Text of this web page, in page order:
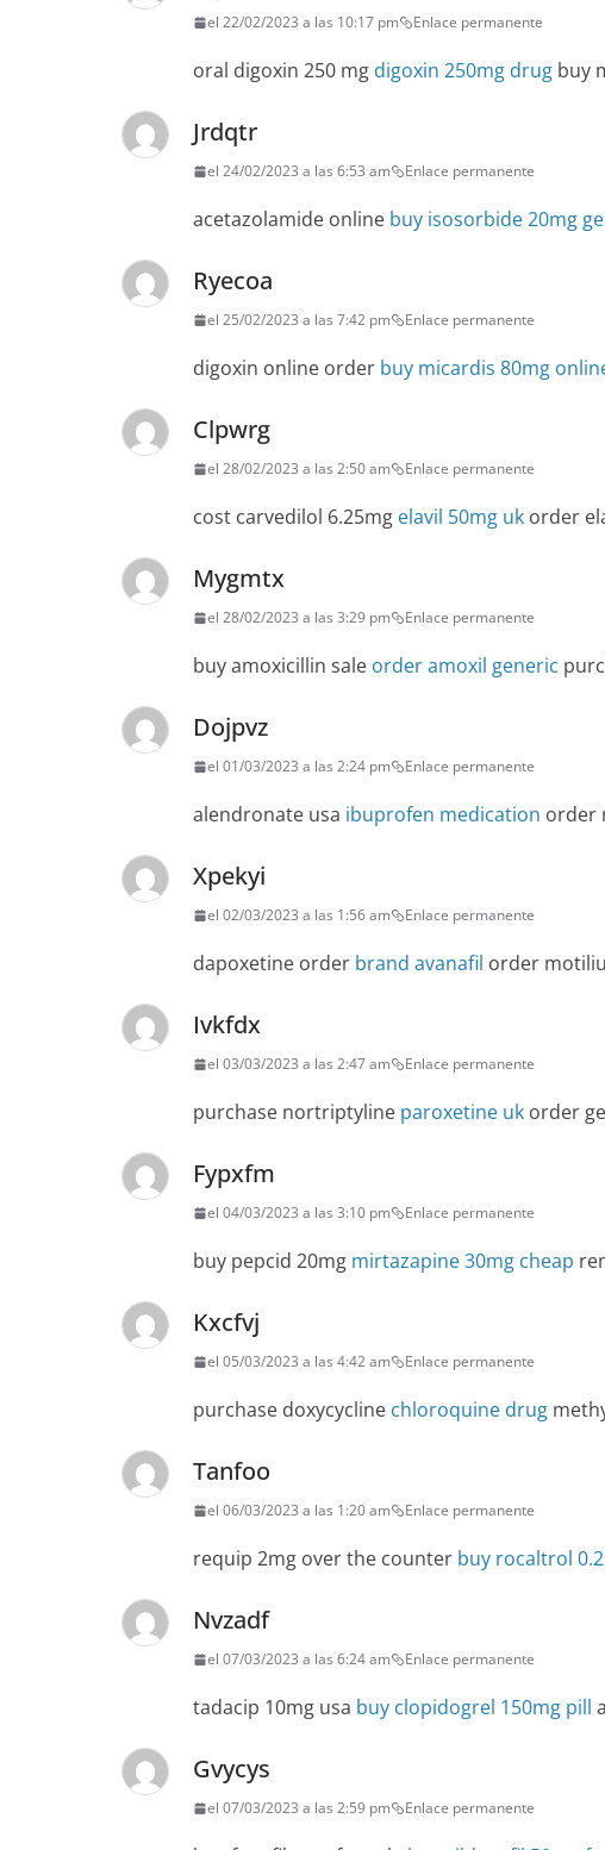
el 22/02/2023 a las 10:17 pm Enlace permanente
oral digoxin 250 mg digoxin 250mg drug buy
Jrdqtr
el 24/02/2023 a las 6:53 am Enlace permanente
acetazolamide online buy isosorbide 20mg
Ryecoa
el 25/02/2023 a las 7:42 pm Enlace permanente
digoxin online order buy micardis 80mg
Clpwrg
el 28/02/2023 a las 2:50 am Enlace permanente
cost carvedilol 6.25mg elavil 50mg uk order
Mygmtx
el 28/02/2023 a las 3:29 pm Enlace permanente
buy amoxicillin sale order amoxil generic
Dojpvz
el 01/03/2023 a las 2:24 pm Enlace permanente
alendronate usa ibuprofen medication order
Xpekyi
el 02/03/2023 a las 1:56 am Enlace permanente
dapoxetine order brand avanafil order
Ivkfdx
el 03/03/2023 a las 2:47 am Enlace permanente
purchase nortriptyline paroxetine uk order
Fypxfm
el 04/03/2023 a las 3:10 pm Enlace permanente
buy pepcid 20mg mirtazapine 30mg cheap
Kxcfvj
el 05/03/2023 a las 4:42 am Enlace permanente
purchase doxycycline chloroquine drug
Tanfoo
el 06/03/2023 a las 1:20 am Enlace permanente
requip 2mg over the counter buy rocaltrol
Nvzadf
el 07/03/2023 a las 6:24 am Enlace permanente
tadacip 10mg usa buy clopidogrel 150mg pill
Gvycys
el 07/03/2023 a las 2:59 pm Enlace permanente